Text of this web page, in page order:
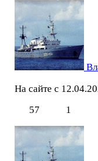
На сайте с
57
1